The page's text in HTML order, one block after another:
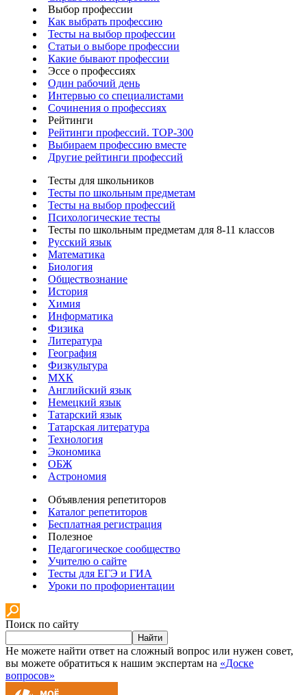
Выбор профессии
Как выбрать профессию
Тесты на выбор профессии
Статьи о выборе профессии
Какие бывают профессии
Эссе о профессиях
Один рабочий день
Интервью со специалистами
Сочинения о профессиях
Рейтинги
Рейтинги профессий. TOP-300
Выбираем профессию вместе
Другие рейтинги профессий
Тесты для школьников
Тесты по школьным предметам
Тесты на выбор профессий
Психологические тесты
Тесты по школьным предметам для 8-11 классов
Русский язык
Математика
Биология
Обществознание
История
Химия
Информатика
Физика
Литература
География
Физкультура
МХК
Английский язык
Немецкий язык
Татарский язык
Татарская литература
Технология
Экономика
ОБЖ
Астрономия
Объявления репетиторов
Каталог репетиторов
Бесплатная регистрация
Полезное
Педагогическое сообщество
Учителю о сайте
Тесты для ЕГЭ и ГИА
Уроки по профориентации
Поиск по сайту
Найти
Не можете найти ответ на сложный вопрос или нужен совет,
вы можете обратиться к нашим экспертам на «Доске
вопросов»